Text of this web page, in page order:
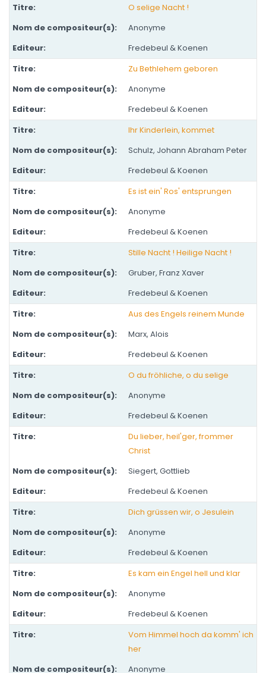
O selige Nacht !
Anonyme
Fredebeul & Koenen
Zu Bethlehem geboren
Anonyme
Fredebeul & Koenen
Ihr Kinderlein, kommet
Schulz, Johann Abraham Peter
Fredebeul & Koenen
Es ist ein' Ros' entsprungen
Anonyme
Fredebeul & Koenen
Stille Nacht ! Heilige Nacht !
Gruber, Franz Xaver
Fredebeul & Koenen
Aus des Engels reinem Munde
Marx, Alois
Fredebeul & Koenen
O du fröhliche, o du selige
Anonyme
Fredebeul & Koenen
Du lieber, heil'ger, frommer
Christ
Siegert, Gottlieb
Fredebeul & Koenen
Dich grüssen wir, o Jesulein
Anonyme
Fredebeul & Koenen
Es kam ein Engel hell und klar
Anonyme
Fredebeul & Koenen
Vom Himmel hoch da komm' ich
her
Anonyme